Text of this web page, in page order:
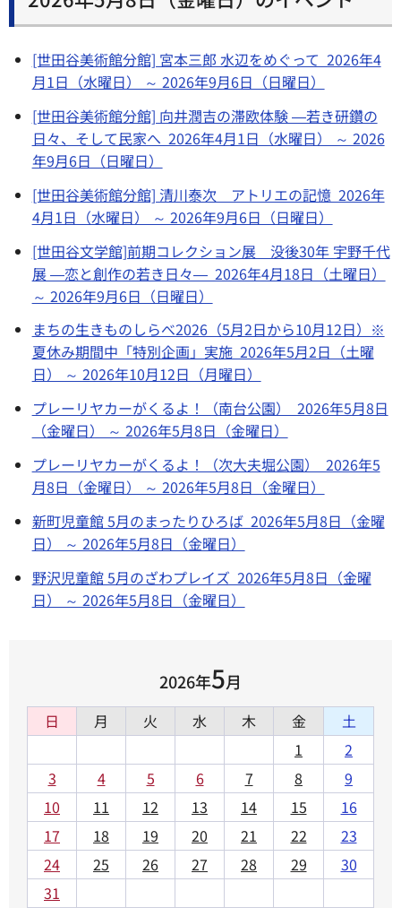
[世田谷美術館分館] 宮本三郎 水辺をめぐって 2026年4
月1日（水曜日） ～ 2026年9月6日（日曜日）
[世田谷美術館分館] 向井潤吉の滞欧体験 ―若き研鑽の
日々、そして民家へ 2026年4月1日（水曜日） ～ 2026
年9月6日（日曜日）
[世田谷美術館分館] 清川泰次 アトリエの記憶 2026年
4月1日（水曜日） ～ 2026年9月6日（日曜日）
[世田谷文学館]前期コレクション展 没後30年 宇野千代
展 ―恋と創作の若き日々― 2026年4月18日（土曜日）
～ 2026年9月6日（日曜日）
まちの生きものしらべ2026（5月2日から10月12日）※
夏休み期間中「特別企画」実施 2026年5月2日（土曜
日） ～ 2026年10月12日（月曜日）
プレーリヤカーがくるよ！（南台公園） 2026年5月8日
（金曜日） ～ 2026年5月8日（金曜日）
プレーリヤカーがくるよ！（次大夫堀公園） 2026年5
月8日（金曜日） ～ 2026年5月8日（金曜日）
新町児童館 5月のまったりひろば 2026年5月8日（金曜
日） ～ 2026年5月8日（金曜日）
野沢児童館 5月のざわプレイズ 2026年5月8日（金曜
日） ～ 2026年5月8日（金曜日）
2026年5月
日 月 火 水 木 金
土
1
2
3
4 5 6 7 8
9
10
11 12 13 14 15
16
17
18 19 20 21 22
23
24
25 26 27 28 29
30
31